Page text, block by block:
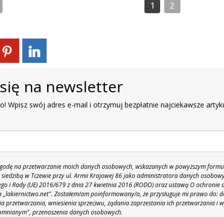
1 2
na newsletter
Wpisz swój adres e-mail i otrzymuj bezpłatnie najciekawsze
na przetwarzanie moich danych osobowych, wskazanych w powyższym
siedzibą w Tczewie przy ul. Armii Krajowej 86 jako administratora danych
i Rady (UE) 2016/679 z dnia 27 kwietnia 2016 (RODO) oraz ustawą O
„lakiernictwo.net". Zostałem/am poinformowany/a, że przysługuje mi prawo do:
przetwarzania, wniesienia sprzeciwu, żądania zaprzestania ich przetwarzania i
przenoszenia danych osobowych.